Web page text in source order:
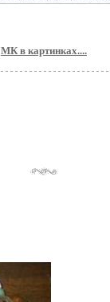
МК в картинках....